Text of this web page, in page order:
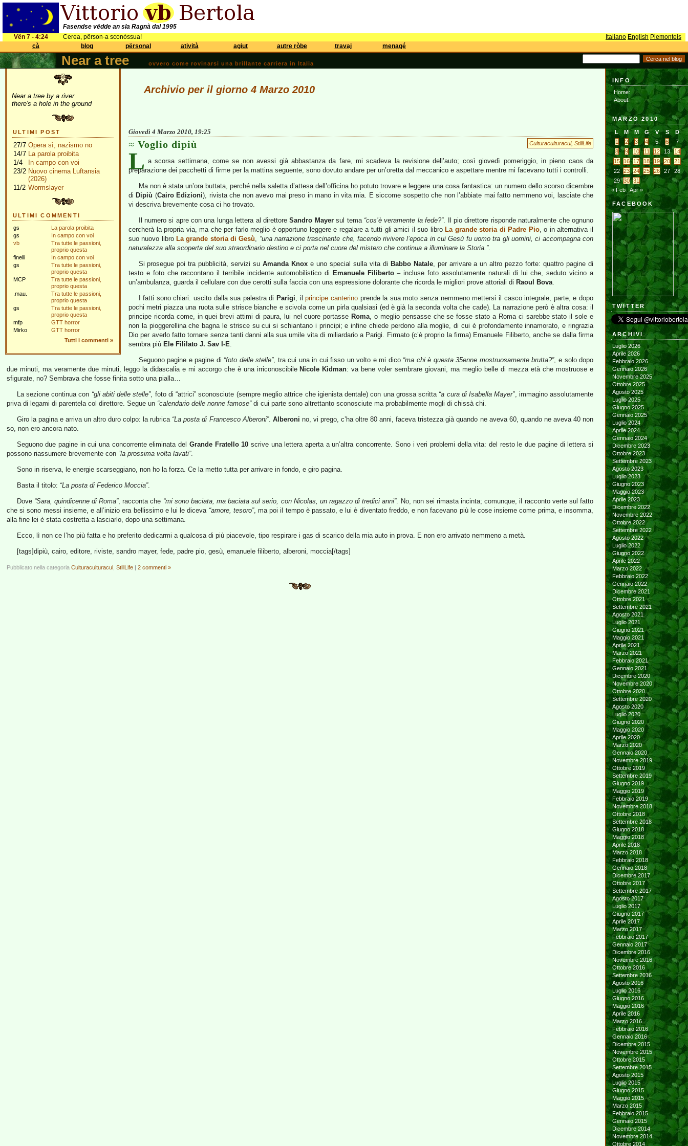
Fasendse vëdde an sla Ragnà dal 1995
Vën 7 - 4:24
Cerea, përson-a sconòssua! Italiano English Piemonteis
cà
blog përsonal atività agiut autre ròbe travaj menagé
Near a tree ovvero come rovinarsi una brillante carriera in Italia
Near a tree by a river
there's a hole in the ground
ULTIMI POST
27/7 Opera sì, nazismo no
14/7 La parola proibita
1/4
In campo con voi
23/2 Nuovo cinema Luftansia
(2026)
11/2 Wormslayer
ULTIMI COMMENTI
gs
La parola proibita
gs
In campo con voi
vb
Tra tutte le passioni,
proprio questa
finelli
In campo con voi
gs
Tra tutte le passioni,
proprio questa
MCP
Tra tutte le passioni,
proprio questa
.mau.
Tra tutte le passioni,
proprio questa
gs
Tra tutte le passioni,
proprio questa
mfp
GTT horror
Mirko
GTT horror
Tutti i commenti »
Archivio per il giorno 4 Marzo 2010
Giovedì 4 Marzo 2010, 19:25
Culturaculturacul, StillLife
Voglio dipiù
L a scorsa settimana, come se non avessi già abbastanza da fare, mi scadeva la revisione dell’auto; così giovedì pomeriggio, in pieno caos da
preparazione dei pacchetti di firme per la mattina seguente, sono dovuto andare per un’oretta dal meccanico e aspettare mentre mi facevano tutti i controlli.
Ma non è stata un’ora buttata, perché nella saletta d’attesa dell’officina ho potuto trovare e leggere una cosa fantastica: un numero dello scorso dicembre
di Dipiù (Cairo Edizioni), rivista che non avevo mai preso in mano in vita mia. E siccome sospetto che non l’abbiate mai fatto nemmeno voi, lasciate che
vi descriva brevemente cosa ci ho trovato.
Il numero si apre con una lunga lettera al direttoreSandro Mayersul tema “cos’è veramente la fede?”. Il pio direttore risponde naturalmente che ognuno
cercherà la propria via, ma che per farlo meglio è opportuno leggere e regalare a tutti gli amici il suo libro La grande storia di Padre Pio, o in alternativa il
suo nuovo libro La grande storia di Gesù, “una narrazione trascinante che, facendo rivivere l’epoca in cui Gesù fu uomo tra gli uomini, ci accompagna con
naturalezza alla scoperta del suo straordinario destino e ci porta nel cuore del mistero che continua a illuminare la Storia.”.
Si prosegue poi tra pubblicità, servizi suAmanda Knox e uno special sulla vita di Babbo Natale, per arrivare a un altro pezzo forte: quattro pagine di
testo e foto che raccontano il terribile incidente automobilistico di Emanuele Filiberto– incluse foto assolutamente naturali di lui che, seduto vicino a
un’ambulanza, guarda il cellulare con due cerotti sulla faccia con una espressione dolorante che ricorda le migliori prove attoriali di Raoul Bova.
I fatti sono chiari: uscito dalla sua palestra di Parigi, ilprincipe canterinoprende la sua moto senza nemmeno mettersi il casco integrale, parte, e dopo
pochi metri piazza una ruota sulle strisce bianche e scivola come un pirla qualsiasi (ed è già la seconda volta che cade). La narrazione però è altra cosa: il
principe ricorda come, in quei brevi attimi di paura, lui nel cuore portasse Roma, o meglio pensasse che se fosse stato a Roma ci sarebbe stato il sole e
non la pioggerellina che bagna le strisce su cui si schiantano i principi; e infine chiede perdono alla moglie, di cui è profondamente innamorato, e ringrazia
Dio per averlo fatto tornare senza tanti danni alla sua umile vita di miliardario a Parigi. Firmato (c’è proprio la firma) Emanuele Filiberto, anche se dalla firma
sembra più Ele Fililato J. Sav I-E.
Seguono pagine e pagine di “foto delle stelle”, tra cui una in cui fisso un volto e mi dico “ma chi è questa 35enne mostruosamente brutta?”, e solo dopo
due minuti, ma veramente due minuti, leggo la didascalia e mi accorgo che è una irriconoscibile Nicole Kidman: va bene voler sembrare giovani, ma meglio belle di mezza età che mostruose e
sfigurate, no? Sembrava che fosse finita sotto una pialla…
La sezione continua con “gli abiti delle stelle”, foto di “attrici” sconosciute (sempre meglio attrice che igienista dentale) con una grossa scritta “a cura di Isabella Mayer”, immagino assolutamente
priva di legami di parentela col direttore. Segue un “calendario delle nonne famose”di cui parte sono altrettanto sconosciute ma probabilmente mogli di chissà chi.
Giro la pagina e arriva un altro duro colpo: la rubrica “La posta di Francesco Alberoni”. Alberoni no, vi prego, c’ha oltre 80 anni, faceva tristezza già quando ne aveva 60, quando ne aveva 40 non
so, non ero ancora nato.
Seguono due pagine in cui una concorrente eliminata del Grande Fratello 10 scrive una lettera aperta a un’altra concorrente. Sono i veri problemi della vita: del resto le due pagine di lettera si
possono riassumere brevemente con “la prossima volta lavati”.
Sono in riserva, le energie scarseggiano, non ho la forza. Ce la metto tutta per arrivare in fondo, e giro pagina.
Basta il titolo: “La posta di Federico Moccia”.
Dove “Sara, quindicenne di Roma”, racconta che “mi sono baciata, ma baciata sul serio, con Nicolas, un ragazzo di tredici anni”. No, non sei rimasta incinta; comunque, il racconto verte sul fatto
che si sono messi insieme, e all’inizio era bellissimo e lui le diceva “amore, tesoro”, ma poi il tempo è passato, e lui è diventato freddo, e non facevano più le cose insieme come prima, e insomma,
alla fine lei è stata costretta a lasciarlo, dopo una settimana.
Ecco, lì non ce l’ho più fatta e ho preferito dedicarmi a qualcosa di più piacevole, tipo respirare i gas di scarico della mia auto in prova. E non ero arrivato nemmeno a metà.
[tags]dipiù, cairo, editore, riviste, sandro mayer, fede, padre pio, gesù, emanuele filiberto, alberoni, moccia[/tags]
Pubblicato nella categoria Culturaculturacul StillLife | 2 commenti »
INFO
:Home:
:About:
MARZO 2010
L M M G V S
D
1
2 3 4 5 6
7
8
9 10 11 12 13
14
15
16 17 18 19 20
21
22
23 24 25 26 27
28
29
30
31
« Feb
Apr »
FACEBOOK
TWITTER
ARCHIVI
Luglio 2026
Aprile 2026
Febbraio 2026
Gennaio 2026
Novembre 2025
Ottobre 2025
Agosto 2025
Luglio 2025
Giugno 2025
Gennaio 2025
Luglio 2024
Aprile 2024
Gennaio 2024
Dicembre 2023
Ottobre 2023
Settembre 2023
Agosto 2023
Luglio 2023
Giugno 2023
Maggio 2023
Aprile 2023
Dicembre 2022
Novembre 2022
Ottobre 2022
Settembre 2022
Agosto 2022
Luglio 2022
Giugno 2022
Aprile 2022
Marzo 2022
Febbraio 2022
Gennaio 2022
Dicembre 2021
Ottobre 2021
Settembre 2021
Agosto 2021
Luglio 2021
Giugno 2021
Maggio 2021
Aprile 2021
Marzo 2021
Febbraio 2021
Gennaio 2021
Dicembre 2020
Novembre 2020
Ottobre 2020
Settembre 2020
Agosto 2020
Luglio 2020
Giugno 2020
Maggio 2020
Aprile 2020
Marzo 2020
Gennaio 2020
Novembre 2019
Ottobre 2019
Settembre 2019
Giugno 2019
Maggio 2019
Febbraio 2019
Novembre 2018
Ottobre 2018
Settembre 2018
Giugno 2018
Maggio 2018
Aprile 2018
Marzo 2018
Febbraio 2018
Gennaio 2018
Dicembre 2017
Ottobre 2017
Settembre 2017
Agosto 2017
Luglio 2017
Giugno 2017
Aprile 2017
Marzo 2017
Febbraio 2017
Gennaio 2017
Dicembre 2016
Novembre 2016
Ottobre 2016
Settembre 2016
Agosto 2016
Luglio 2016
Giugno 2016
Maggio 2016
Aprile 2016
Marzo 2016
Febbraio 2016
Gennaio 2016
Dicembre 2015
Novembre 2015
Ottobre 2015
Settembre 2015
Agosto 2015
Luglio 2015
Giugno 2015
Maggio 2015
Marzo 2015
Febbraio 2015
Gennaio 2015
Dicembre 2014
Novembre 2014
Ottobre 2014